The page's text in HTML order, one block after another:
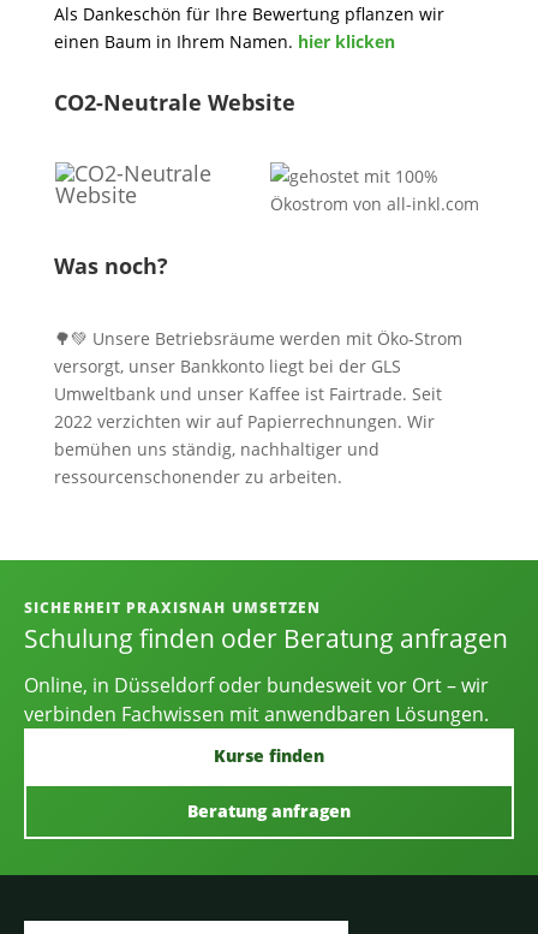
Als Dankeschön für Ihre Bewertung pflanzen wir
einen Baum in Ihrem Namen. hier klicken
CO2-Neutrale Website
Was noch?
🌳💚 Unsere Betriebsräume werden mit Öko-Strom
versorgt, unser Bankkonto liegt bei der GLS
Umweltbank und unser Kaffee ist Fairtrade. Seit
2022 verzichten wir auf Papierrechnungen. Wir
bemühen uns ständig, nachhaltiger und
ressourcenschonender zu arbeiten.
Informationen, Kontakt und
SICHERHEIT PRAXISNAH UMSETZEN
Schulung finden oder Beratung anfragen
Online, in Düsseldorf oder bundesweit vor Ort – wir
verbinden Fachwissen mit anwendbaren Lösungen.
Kurse finden
Beratung anfragen